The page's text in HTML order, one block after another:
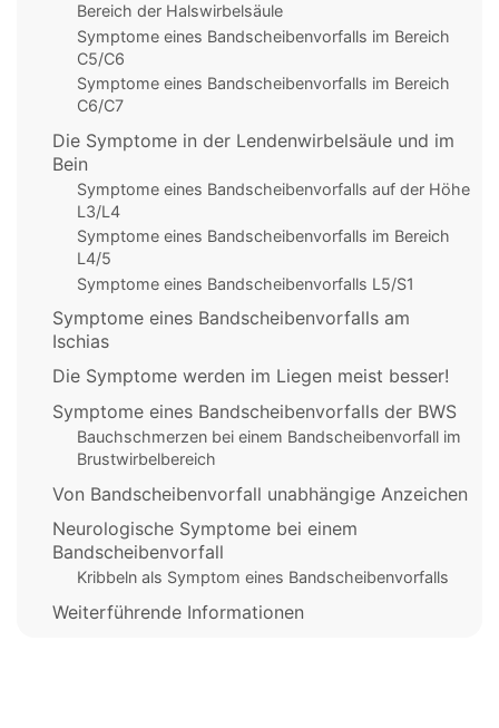
Bereich der Halswirbelsäule
Symptome eines Bandscheibenvorfalls im Bereich
C5/C6
Symptome eines Bandscheibenvorfalls im Bereich
C6/C7
Die Symptome in der Lendenwirbelsäule und im
Bein
Symptome eines Bandscheibenvorfalls auf der Höhe
L3/L4
Symptome eines Bandscheibenvorfalls im Bereich
L4/5
Symptome eines Bandscheibenvorfalls L5/S1
Symptome eines Bandscheibenvorfalls am
Ischias
Die Symptome werden im Liegen meist besser!
Symptome eines Bandscheibenvorfalls der BWS
Bauchschmerzen bei einem Bandscheibenvorfall im
Brustwirbelbereich
Von Bandscheibenvorfall unabhängige Anzeichen
Neurologische Symptome bei einem
Bandscheibenvorfall
Kribbeln als Symptom eines Bandscheibenvorfalls
Weiterführende Informationen